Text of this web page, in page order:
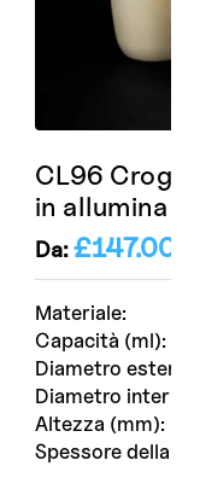
Materiale:
Capacità (ml):
Diametro
Diametro interno
Altezza (mm):
Spessore della
CL96
in allumina
Da:£147.00